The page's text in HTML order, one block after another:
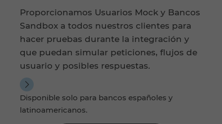
Proporcionamos Usuarios Mock y Bancos
Sandbox a todos nuestros clientes para
hacer pruebas durante la integración y
que puedan simular peticiones, flujos de
usuario y posibles respuestas.
Disponible solo para bancos españoles y
latinoamericanos.